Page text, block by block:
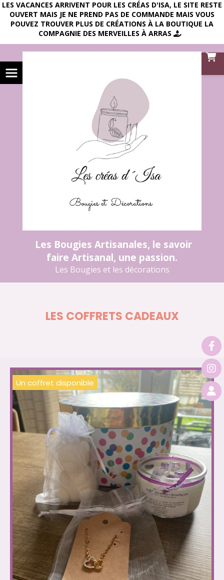
LES VACANCES ARRIVENT POUR LES CRÉAS D'ISA, LE SITE RESTE
OUVERT MAIS JE NE PREND PAS DE COMMANDE MAIS VOUS
POUVEZ TROUVER PLUS DE CRÉATIONS À LA BOUTIQUE LA
COMPAGNIE DES MERVEILLES À ARRAS 
Les Bougies Artisanales, le savoir
faire Artisanal, une passion.
Les Bougies et les décorations
LES COFFRETS CADEAUX
Un coffret disponible